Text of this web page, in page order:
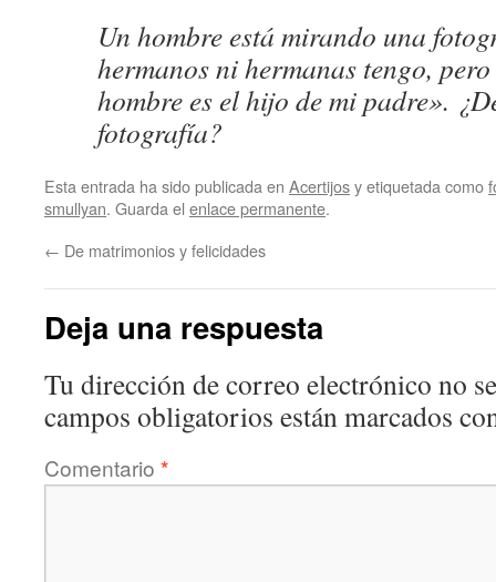
Un hombre está mirando una
hermanos ni hermanas tengo,
hombre es el hijo de mi padre».
fotografía?
Esta entrada ha sido publicada en Acertijosy etiquetada como
smullyan. Guarda el enlace permanente.
← De matrimonios y felicidades
Deja una respuesta
Tu dirección de correo electrónico no
campos obligatorios están marcados
Comentario *